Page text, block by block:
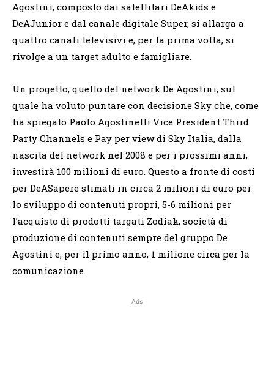
Agostini, composto dai satellitari DeAkids e
DeAJunior e dal canale digitale Super, si allarga a
quattro canali televisivi e, per la prima volta, si
rivolge a un target adulto e famigliare.
Un progetto, quello del network De Agostini, sul
quale ha voluto puntare con decisione Sky che, come
ha spiegato Paolo Agostinelli Vice President Third
Party Channels e Pay per view di Sky Italia, dalla
nascita del network nel 2008 e per i prossimi anni,
investirà 100 milioni di euro. Questo a fronte di costi
per DeASapere stimati in circa 2 milioni di euro per
lo sviluppo di contenuti propri, 5-6 milioni per
l’acquisto di prodotti targati Zodiak, società di
produzione di contenuti sempre del gruppo De
Agostini e, per il primo anno, 1 milione circa per la
comunicazione.
Ads